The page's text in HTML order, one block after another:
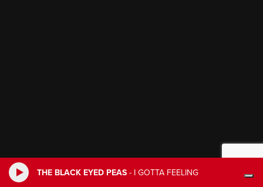
THE BLACK EYED PEAS - I GOTTA FEELING